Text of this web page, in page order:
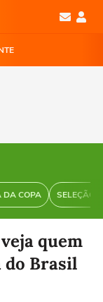
DA COPA SELEÇÃO
quem
do Brasil